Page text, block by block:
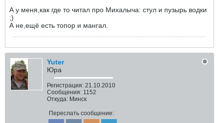
А у меня,как где то читал про Михалыча: стул и пузырь водки
;)
А не,ещё есть топор и мангал.
Yuter
Юра
Регистрация: 21.10.2010
Сообщения: 1152
Откуда: Минск
Переслать сообщение: